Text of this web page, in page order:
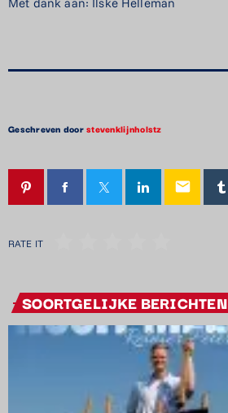
Geschreven doorstevenklijnholstz
email
RATE IT
SOORTGELIJKE BERICHTEN